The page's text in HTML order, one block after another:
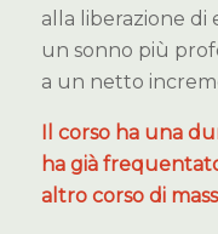
alla liberazione di
un sonno più
a un netto
Il corso ha una
ha già
altro corso di